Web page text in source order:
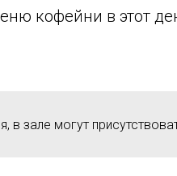
кофейни в этот
зале могут